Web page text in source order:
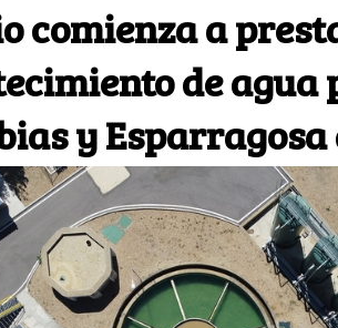
comienza a
de agua
y Esparragosa